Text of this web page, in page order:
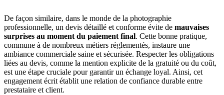
De façon similaire, dans le monde de la photographie
professionnelle, un devis détaillé et conforme évite de mauvaises
surprises au moment du paiement final. Cette bonne pratique,
commune à de nombreux métiers réglementés, instaure une
ambiance commerciale saine et sécurisée. Respecter les obligations
liées au devis, comme la mention explicite de la gratuité ou du coût,
est une étape cruciale pour garantir un échange loyal. Ainsi, cet
engagement écrit établit une relation de confiance durable entre
prestataire et client.